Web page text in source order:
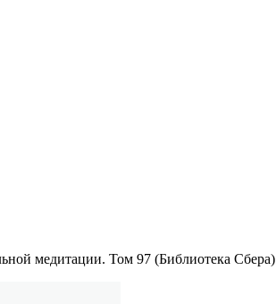
медитации. Том 97 (Библиотека Сбера)